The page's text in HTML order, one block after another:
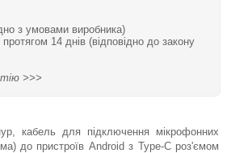
з умовами виробника)
14 днів (відповідно до закону
>>>
кабель для підключення мікрофонних
до пристроїв Android з Type-C роз'ємом